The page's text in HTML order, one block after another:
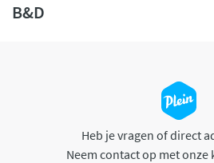
B&D
Heb je vragen of direct
Neem contact op met onze